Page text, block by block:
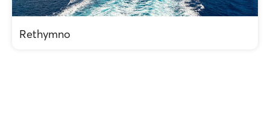
Rethymno